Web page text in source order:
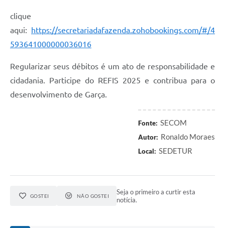
clique
aqui: https://secretariadafazenda.zohobookings.com/#/4
593641000000036016
Regularizar seus débitos é um ato de responsabilidade e
cidadania. Participe do REFIS 2025 e contribua para o
desenvolvimento de Garça.
Fonte: SECOM
Autor: Ronaldo Moraes
Local: SEDETUR
GOSTEI NÃO GOSTEI
Seja o primeiro a curtir esta
notícia.